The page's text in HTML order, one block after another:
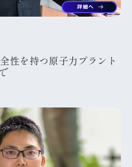
詳細へ arrow_right_alt
性を持つ原子力プラント